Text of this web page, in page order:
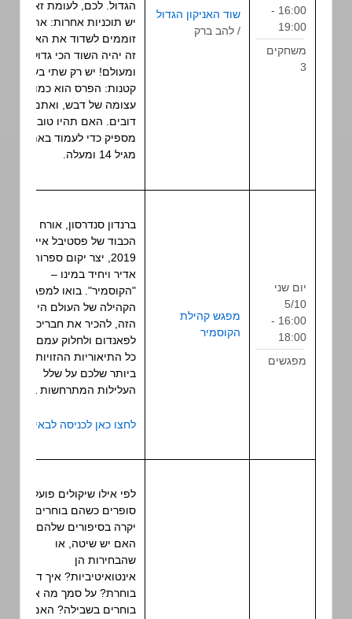
משחקים
שוד האניקון הגדול
/ להב ברק
הגדול. לכם, לעומת זאת,
יש תוכניות אחרות: אתם
זוממים לשדוד את האניקון.
זה יהיה השוד הכי גדול מאז
ומעולם! יש רק שתי בעיות
קטנות: הפרס הוא כמות
עצומה של דבש, ואתם…
דובים. האם תהיו טובים
מספיק כדי לעמוד באתגר?
מפגש קהילת
הקוסמיר
ברנדון סנדרסון, אורח
הכבוד של פסטיבל אייקון
2019, יצר יקום ספרותי
אדיר ויחיד במינו ‒
"הקוסמיר". בואו למפגש
הקהילה של העולם הייחודי
הזה, להכיר את חבריכם
לפאנדום ולחלוק עמם את
כל התיאוריות ההזויות
ביותר שלכם על שלל
העלילות המתרחשות בו.
לחצו כאן לכניסה לבאירוע
לפי אילו שיקולים פועלים
סופרים כשהם בוחרים מה
יקרה בסיפורים שלהם?
האם יש שיטה, או
שהבחירות הן
אינטואיטיביות? איך דמות
בוחרת? על סמך מה אנחנו
בוחרים בשבילה? האם קל